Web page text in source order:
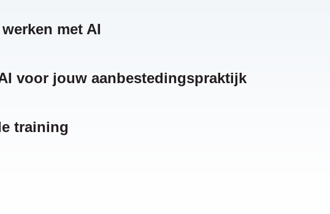
met AI
voor jouw aanbestedingspraktijk
training